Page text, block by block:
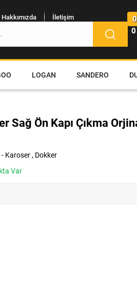
Hakkımızda İletişim
LOGAN SANDERO
Sağ Ön Kapı Çıkma
Karoser , Dokker
Var